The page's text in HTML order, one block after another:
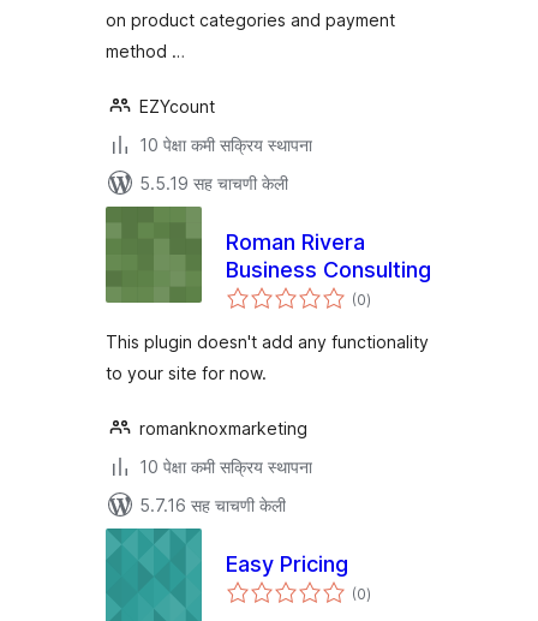
on product categories and payment
method …
EZYcount
10 पेक्षा कमी सक्रिय स्थापना
5.5.19 सह चाचणी केली
Roman Rivera
Business Consulting
(0एकूण
मूल्यांकन
)
This plugin doesn't add any functionality
to your site for now.
romanknoxmarketing
10 पेक्षा कमी सक्रिय स्थापना
5.7.16 सह चाचणी केली
Easy Pricing
(0एकूण
मूल्यांकन
)